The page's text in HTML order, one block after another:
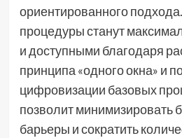
ориентированного
процедуры станут
и доступными благодаря
принципа «одного окна» и
цифровизации базовых
позволит минимизировать
барьеры и сократить